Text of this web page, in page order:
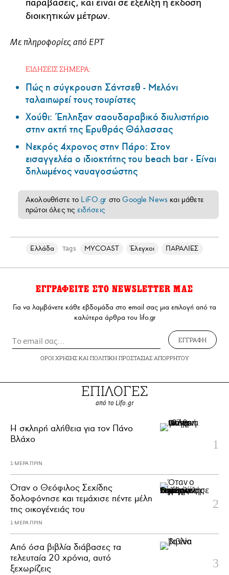
παραβάσεις, και είναι σε εξέλιξη η έκδοση
διοικητικών μέτρων.
Με πληροφορίες από ΕΡΤ
ΕΙΔΗΣΕΙΣ ΣΗΜΕΡΑ:
Πώς η σύγκρουση Σάντσεθ - Μελόνι
ταλαιπωρεί τους τουρίστες
Χούθι: Έπληξαν σαουδαραβικό διυλιστήριο
στην ακτή της Ερυθράς Θάλασσας
Νεκρός 4χρονος στην Πάρο: Στον
εισαγγελέα ο ιδιοκτήτης του beach bar - Είναι
δηλωμένος ναυαγοσώστης
Ακολουθήστε το LiFO.gr στοGoogle News και μάθετε
πρώτοι όλες τις ειδήσεις
Ελλάδα Tags MYCOAST Έλεγχοι ΠΑΡΑΛΙΕΣ
ΕΓΓΡΑΦΕΙΤΕ ΣΤΟ NEWSLETTER ΜΑΣ
Για να λαμβάνετε κάθε εβδομάδα στο email σας μια επιλογή από τα
καλύτερα άρθρα του lifo.gr
ΕΓΓΡΑΦΗ
ΟΡΟΙ ΧΡΗΣΗΣΚΑΙ ΠΟΛΙΤΙΚΗ ΠΡΟΣΤΑΣΙΑΣ ΑΠΟΡΡΗΤΟΥ
ΕΠΙΛΟΓΕΣ
από το Lifo.gr
H σκληρή αλήθεια για τον Πάνο
Βλάχο
1 ΜΕΡΑ ΠΡΙΝ
Όταν ο Θεόφιλος Σεχίδης
δολοφόνησε και τεμάχισε πέντε μέλη
της οικογένειάς του
1 ΜΕΡΑ ΠΡΙΝ
Από όσα βιβλία διάβασες τα
τελευταία 20 χρόνια, αυτό
ξεχωρίζεις